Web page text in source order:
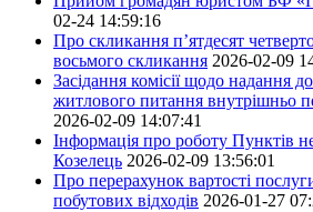
02-24 14:59:16
Про скликання п’ятдесят
восьмого скликання 2026-02-09
Засідання комісії щодо надання
житлового питання внутрішньо
2026-02-09 14:07:41
Інформація про роботу Пунктів
Козелець 2026-02-09 13:56:01
Про перерахунок вартості
побутових відходів 2026-01-27